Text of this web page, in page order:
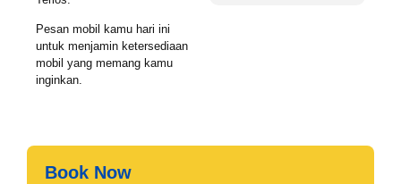
Pesan mobil kamu hari ini
untuk menjamin ketersediaan
mobil yang memang kamu
inginkan.
Book Now